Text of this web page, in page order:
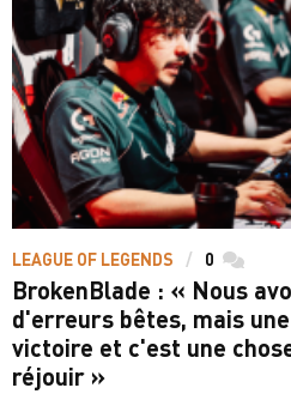
LEAGUE OF LEGENDS 0
BrokenBlade : « Nous
d'erreurs bêtes, mais
victoire et c'est une
réjouir »